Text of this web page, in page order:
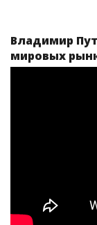
Владимир
мировых